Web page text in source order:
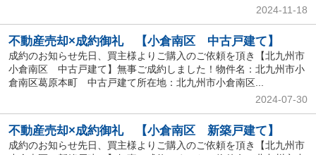
2024-11-18
不動産売却×成約御礼 【小倉南区 中古戸建て】
成約のお知らせ先日、買主様よりご購入のご依頼を頂き【北九州市
小倉南区 中古戸建て】無事ご成約しました！物件名：北九州市小
倉南区葛原本町 中古戸建て所在地：北九州市小倉南区...
2024-07-30
不動産売却×成約御礼 【小倉南区 新築戸建て】
成約のお知らせ先日、買主様よりご購入のご依頼を頂き【北九州市